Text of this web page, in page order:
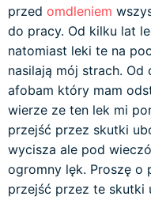
przed omdleniem
do pracy. Od kilku lat
natomiast leki te na
nasilają mój strach.
afobam który mam
wierze ze ten lek mi
przejść przez skutki
wycisza ale pod
ogromny lęk. Proszę o
przejść przez te skutki